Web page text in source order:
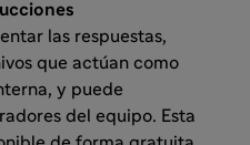
las respuestas,
que actúan como
y puede
del equipo. Esta